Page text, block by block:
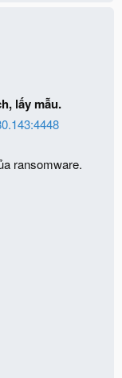
lấy mẫu.
ransomware.